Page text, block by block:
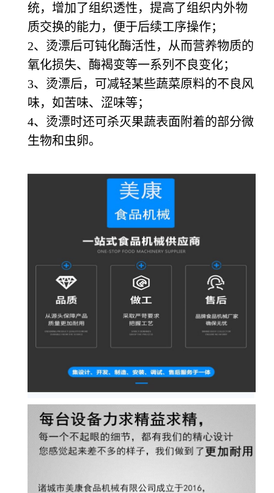
统，增加了组织透性，提高了组织内外物
质交换的能力，便于后续工序操作；
2、烫漂后可钝化酶活性，从而营养物质的
氧化损失、酶褐变等一系列不良变化；
3、烫漂后，可减轻某些蔬菜原料的不良风
味，如苦味、涩味等；
4、烫漂时还可杀灭果蔬表面附着的部分微
生物和虫卵。